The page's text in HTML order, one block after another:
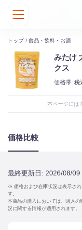
トップ / 食品・飲料・お酒
みたけ
クス
価格帯: 税
本ページには
価格比較
最終更新日: 2026/08/09
※ 価格および在庫状況は表示さ
す。
本商品の購入においては、購入
況に関する情報が適用されます。